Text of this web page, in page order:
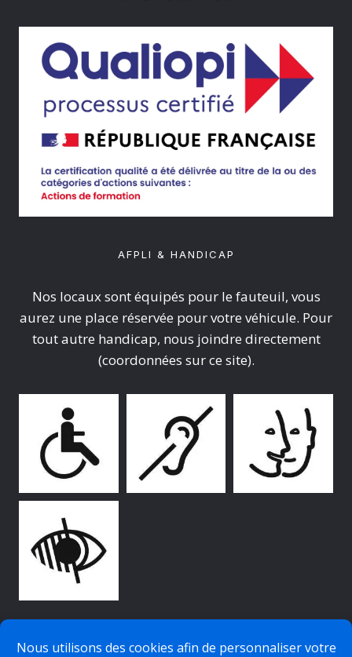
AFPLI & HANDICAP
Nos locaux sont équipés pour le fauteuil, vous
aurez une place réservée pour votre véhicule. Pour
tout autre handicap, nous joindre directement
(coordonnées sur ce site).